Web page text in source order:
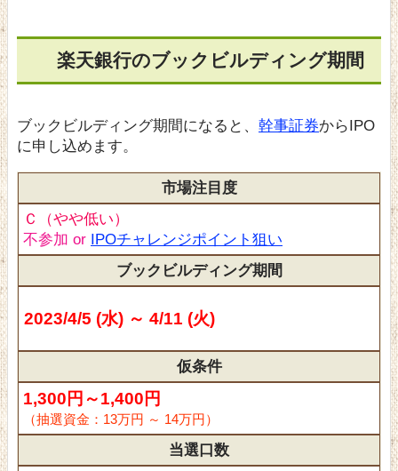
楽天銀行のブックビルディング期間
ブックビルディング期間になると、 幹事証券からIPO
に申し込めます。
市場注目度
Ｃ（やや低い）
不参加 or IPOチャレンジポイント狙い
ブックビルディング期間
2023/4/5 (水) ～ 4/11 (火)
仮条件
1,300円～1,400円
（抽選資金：13万円 ～ 14万円）
当選口数